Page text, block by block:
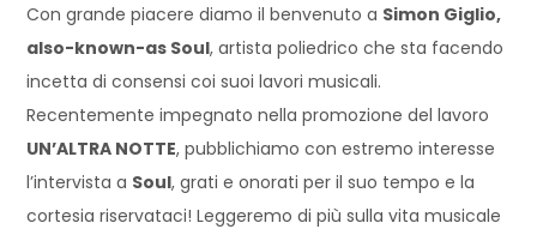
Con grande piacere diamo il benvenuto a Simon Giglio,
also-known-as Soul, artista poliedrico che sta facendo
incetta di consensi coi suoi lavori musicali.
Recentemente impegnato nella promozione del lavoro
UN’ALTRA NOTTE, pubblichiamo con estremo interesse
l’intervista a Soul, grati e onorati per il suo tempo e la
cortesia riservataci! Leggeremo di più sulla vita musicale